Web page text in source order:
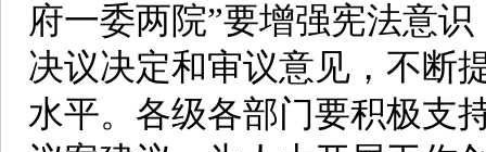
府一委两院”要增强宪法意
决议决定和审议意见，不断
水平。各级各部门要积极支